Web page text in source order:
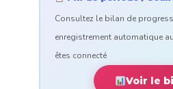
Consultez le bilan de
enregistrement automatique
êtes connecté
Voir le